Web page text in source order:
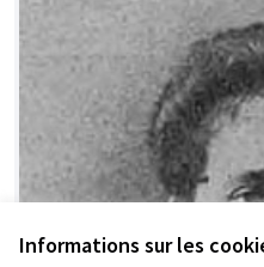
Informations sur les